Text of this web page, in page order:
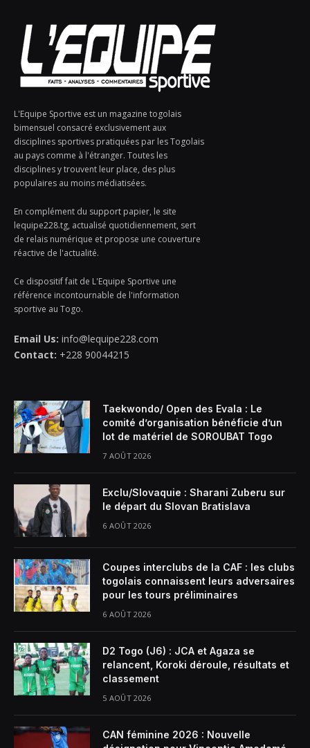
L'Equipe Sportive est un magazine togolais
bimensuel consacré exclusivement aux
disciplines sportives pratiquées par les Togolais
au pays comme à l'étranger. Toutes les
disciplines y trouvent leur place, des plus
populaires au moins médiatisées.
En complément du support papier, le site
lequipe228.tg, actualisé quotidiennement, sert
de relais numérique et propose une couverture
réactive de l'actualité.
Ce dispositif fait de L'Equipe Sportive une
référence incontournable de l'information
sportive au Togo.
Email Us: info@lequipe228.com
Contact: +228 90044215
Taekwondo/ Open des Evala : Le
comité d’organisation bénéficie d’un
lot de matériel de SOROUBAT Togo
7 AOÛT 2026
Exclu/Slovaquie : Sharani Zuberu sur
le départ du Slovan Bratislava
6 AOÛT 2026
Coupes interclubs de la CAF : les clubs
togolais connaissent leurs adversaires
pour les tours préliminaires
6 AOÛT 2026
D2 Togo (J6) : JCA et Agaza se
relancent, Koroki déroule, résultats et
classement
5 AOÛT 2026
CAN féminine 2026 : Nouvelle